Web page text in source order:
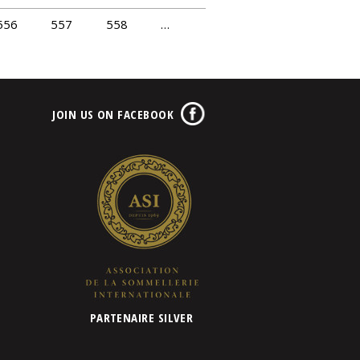
557 558
…
JOIN US ON FACEBOOK
PARTENAIRE SILVER